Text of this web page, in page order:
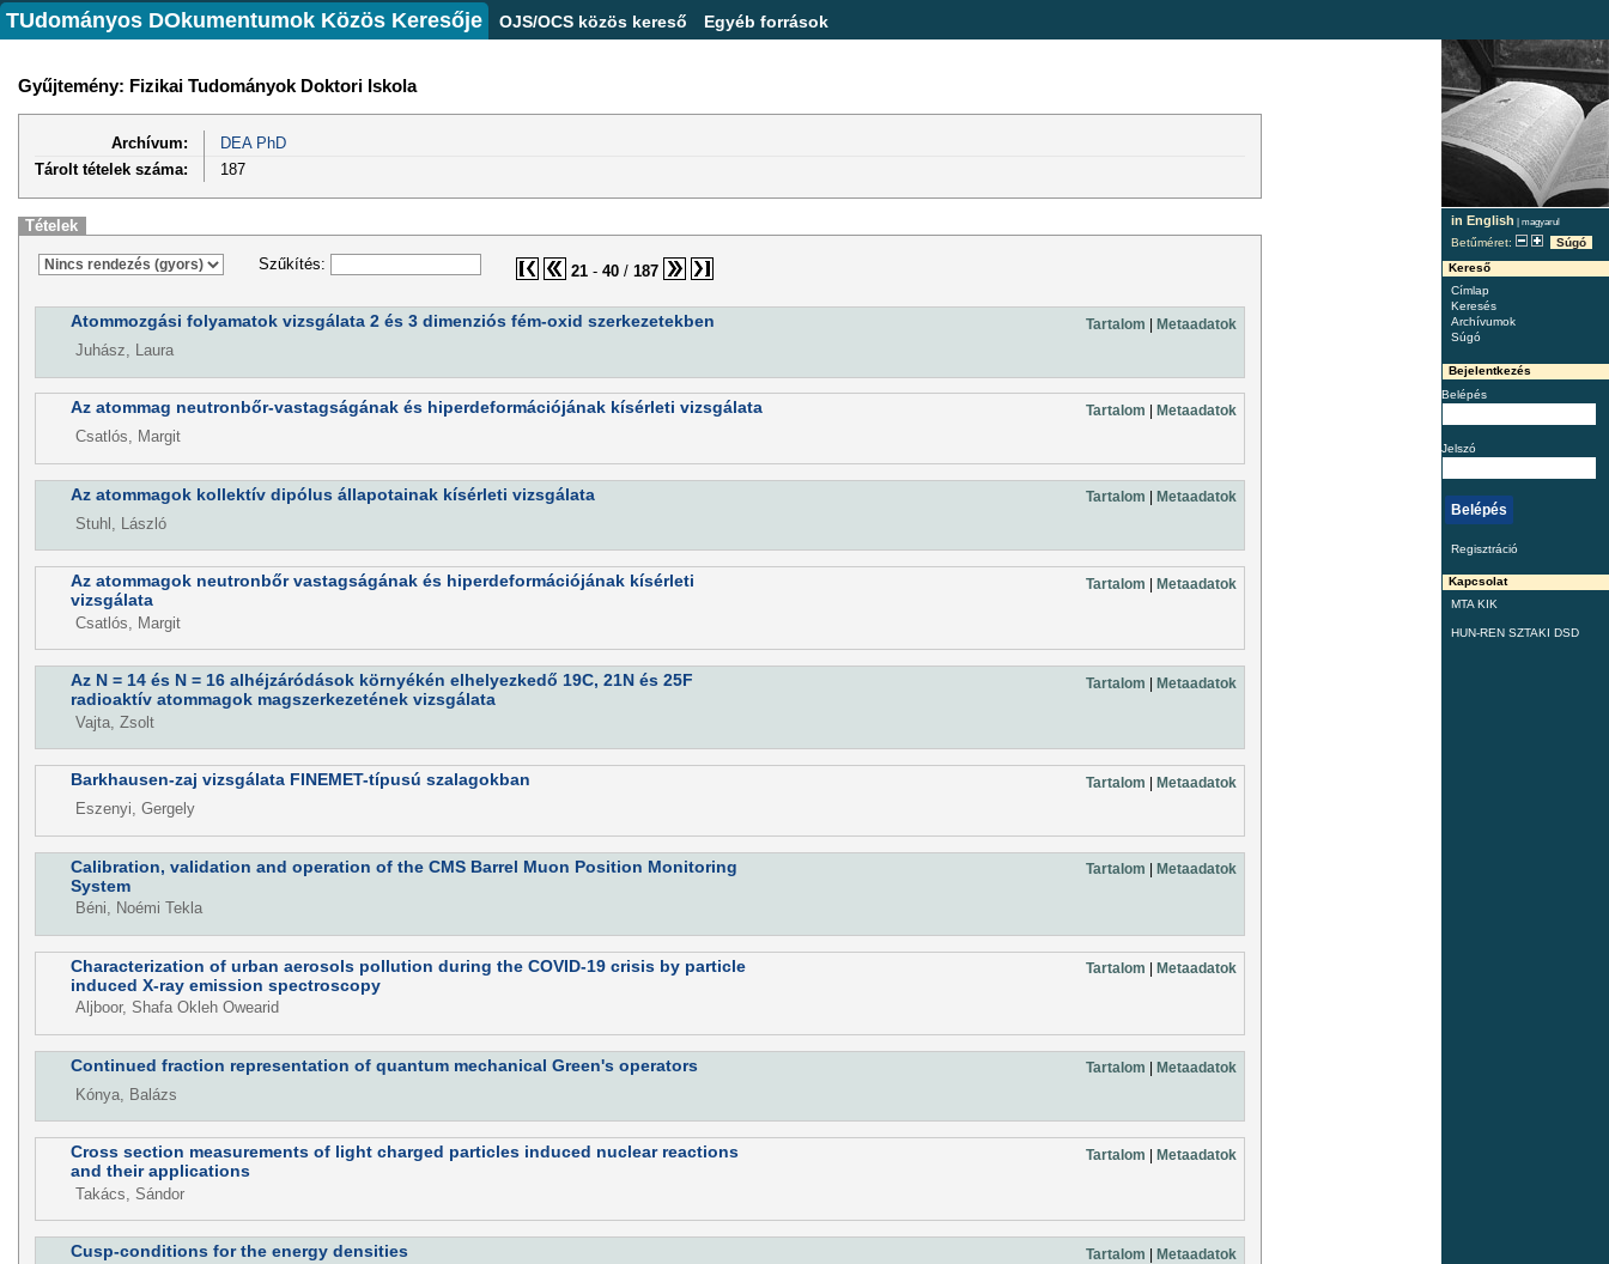
TUdományos DOkumentumok Közös Keresője OJS/OCS közös kereső Egyéb források
in English | magyarul
Betűméret:
Súgó
Kereső
Címlap
Keresés
Archívumok
Súgó
Bejelentkezés
Belépés
Jelszó
Regisztráció
Kapcsolat
MTA KIK
HUN-REN SZTAKI DSD
Gyűjtemény: Fizikai Tudományok Doktori Iskola
Archívum:
DEA PhD
Tárolt tételek száma:
187
Tételek
Szűkítés: 21- 40/ 187
Atommozgási folyamatok vizsgálata 2 és 3 dimenziós fém-oxid szerkezetekben Tartalom | Metaadatok
Juhász, Laura
Az atommag neutronbőr-vastagságának és hiperdeformációjának kísérleti vizsgálata Tartalom Metaadatok
Csatlós, Margit
Az atommagok kollektív dipólus állapotainak kísérleti vizsgálata Tartalom Metaadatok
Stuhl, László
Az atommagok neutronbőr vastagságának és hiperdeformációjának kísérleti
vizsgálata
Tartalom | Metaadatok
Csatlós, Margit
Az N = 14 és N = 16 alhéjzáródások környékén elhelyezkedő 19C, 21N és 25F
radioaktív atommagok magszerkezetének vizsgálata
Tartalom | Metaadatok
Vajta, Zsolt
Barkhausen-zaj vizsgálata FINEMET-típusú szalagokban Tartalom | Metaadatok
Eszenyi, Gergely
Calibration, validation and operation of the CMS Barrel Muon Position Monitoring
System
Tartalom Metaadatok
Béni, Noémi Tekla
Characterization of urban aerosols pollution during the COVID-19 crisis by particle
induced X-ray emission spectroscopy
Tartalom Metaadatok
Aljboor, Shafa Okleh Owearid
Continued fraction representation of quantum mechanical Green's operators Tartalom Metaadatok
Kónya, Balázs
Cross section measurements of light charged particles induced nuclear reactions
and their applications
Tartalom | Metaadatok
Takács, Sándor
Cusp-conditions for the energy densities Tartalom | Metaadatok